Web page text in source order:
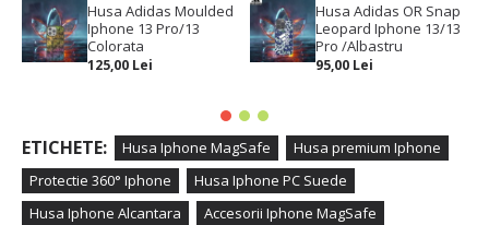
Husa Adidas Moulded
Iphone 13 Pro/13
Colorata
125,00 Lei
Husa Adidas OR Snap
Leopard Iphone 13/13
Pro /Albastru
95,00 Lei
ETICHETE: Husa Iphone MagSafe
Husa premium Iphone
Protectie 360° Iphone
Husa Iphone PC Suede
Husa Iphone Alcantara
Accesorii Iphone MagSafe